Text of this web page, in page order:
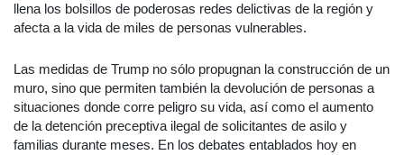
llena los bolsillos de poderosas redes delictivas de la región y
afecta a la vida de miles de personas vulnerables.
Las medidas de Trump no sólo propugnan la construcción de un
muro, sino que permiten también la devolución de personas a
situaciones donde corre peligro su vida, así como el aumento
de la detención preceptiva ilegal de solicitantes de asilo y
familias durante meses. En los debates entablados hoy en